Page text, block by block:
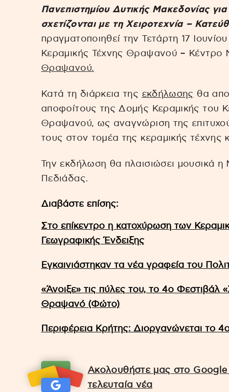
Πανεπιστημίου Δυτικής Μακεδονίας
σχετίζονται με τη Χειροτεχνία –
πραγματοποιηθεί την Τετάρτη 17
Κεραμικής Τέχνης Θραψανού – Κέντρο
Θραψανού.
Κατά τη διάρκεια της εκδήλωσης θα
αποφοίτους της Δομής Κεραμικής του
Θραψανού, ως αναγνώριση της
τους στον τομέα της κεραμικής τέχνης
Την εκδήλωση θα πλαισιώσει μουσικά
Πεδιάδας.
Διαβάστε επίσης:
Στο επίκεντρο η κατοχύρωση των
Γεωγραφικής Ένδειξης
Εγκαινιάστηκαν τα νέα γραφεία του
«Άνοιξε» τις πύλες του, το 4ο
Θραψανό (Φώτο)
Περιφέρεια Κρήτης: Διοργανώνεται το
Ακολουθήστε μας στο Google
τελευταία νέα